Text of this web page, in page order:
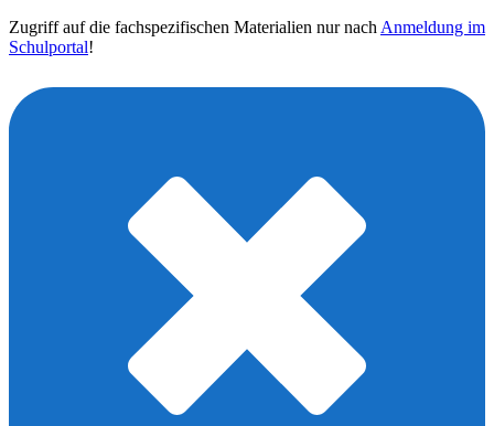
Zugriff auf die fachspezifischen Materialien nur nach Anmeldung im
Schulportal!